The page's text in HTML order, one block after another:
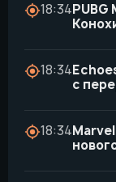
18:34PUBG
18:34
с
18:34